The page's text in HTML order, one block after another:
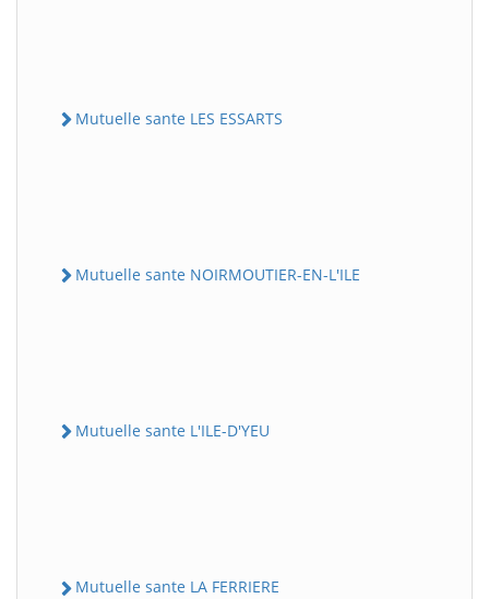
Mutuelle sante LES ESSARTS
Mutuelle sante NOIRMOUTIER-EN-L'ILE
Mutuelle sante L'ILE-D'YEU
Mutuelle sante LA FERRIERE